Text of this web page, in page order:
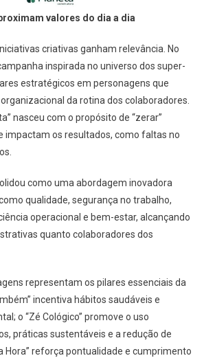
valores do dia a dia
criativas ganham relevância. No
inspirada no universo dos super-
estratégicos em personagens que
da rotina dos colaboradores.
nasceu com o propósito de “zerar”
impactam os resultados, como faltas no
como uma abordagem inovadora
qualidade, segurança no trabalho,
operacional e bem-estar, alcançando
quanto colaboradores dos
representam os pilares essenciais da
incentiva hábitos saudáveis e
o “Zé Cológico” promove o uso
práticas sustentáveis e a redução de
Hora” reforça pontualidade e cumprimento